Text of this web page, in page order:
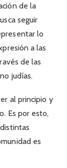
de la
seguir
lo
a las
de las
judías.
al principio y
Es por esto,
es